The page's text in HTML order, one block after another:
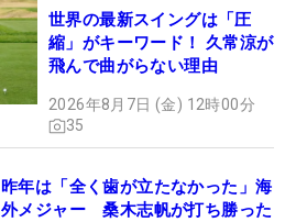
世界の最新スイングは「圧
縮」がキーワード！ 久常涼が
飛んで曲がらない理由
2026年8月7日 (金) 12時00分
35
昨年は「全く歯が立たなかった」海
外メジャー 桑木志帆が打ち勝った